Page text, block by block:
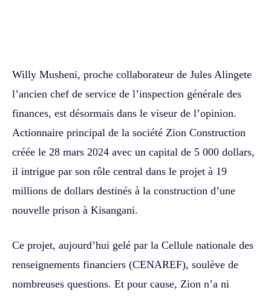
Willy Musheni, proche collaborateur de Jules Alingete
l’ancien chef de service de l’inspection générale des
finances, est désormais dans le viseur de l’opinion.
Actionnaire principal de la société Zion Construction
créée le 28 mars 2024 avec un capital de 5 000 dollars,
il intrigue par son rôle central dans le projet à 19
millions de dollars destinés à la construction d’une
nouvelle prison à Kisangani.
Ce projet, aujourd’hui gelé par la Cellule nationale des
renseignements financiers (CENAREF), soulève de
nombreuses questions. Et pour cause, Zion n’a ni